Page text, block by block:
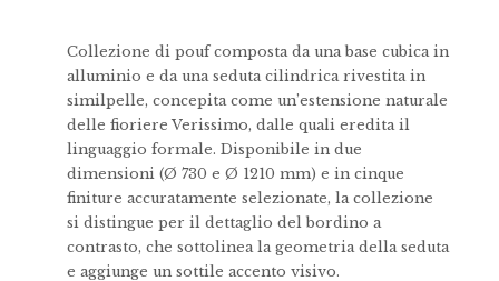
Collezione di pouf composta da una base cubica in
alluminio e da una seduta cilindrica rivestita in
similpelle, concepita come un’estensione naturale
delle fioriere Verissimo, dalle quali eredita il
linguaggio formale. Disponibile in due
dimensioni (Ø 730 e Ø 1210 mm) e in cinque
finiture accuratamente selezionate, la collezione
si distingue per il dettaglio del bordino a
contrasto, che sottolinea la geometria della seduta
e aggiunge un sottile accento visivo.